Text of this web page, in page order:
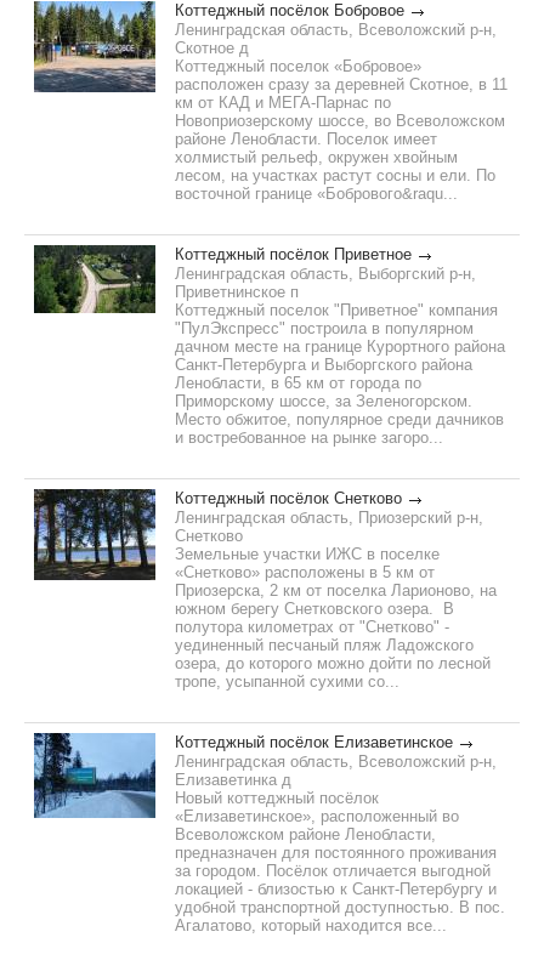
Коттеджный посёлок Бобровое
Ленинградская область, Всеволожский р-н,
Скотное д
Коттеджный поселок «Бобровое»
расположен сразу за деревней Скотное, в 11
км от КАД и МЕГА-Парнас по
Новоприозерскому шоссе, во Всеволожском
районе Ленобласти. Поселок имеет
холмистый рельеф, окружен хвойным
лесом, на участках растут сосны и ели. По
восточной границе «Бобрового&raqu...
Коттеджный посёлок Приветное
Ленинградская область, Выборгский р-н,
Приветнинское п
Коттеджный поселок "Приветное" компания
"ПулЭкспресс" построила в популярном
дачном месте на границе Курортного района
Санкт-Петербурга и Выборгского района
Ленобласти, в 65 км от города по
Приморскому шоссе, за Зеленогорском.
Место обжитое, популярное среди дачников
и востребованное на рынке загоро...
Коттеджный посёлок Снетково
Ленинградская область, Приозерский р-н,
Снетково
Земельные участки ИЖС в поселке
«Снетково» расположены в 5 км от
Приозерска, 2 км от поселка Ларионово, на
южном берегу Снетковского озера. В
полутора километрах от "Снетково" -
уединенный песчаный пляж Ладожского
озера, до которого можно дойти по лесной
тропе, усыпанной сухими со...
Коттеджный посёлок Елизаветинское
Ленинградская область, Всеволожский р-н,
Елизаветинка д
Новый коттеджный посёлок
«Елизаветинское», расположенный во
Всеволожском районе Ленобласти,
предназначен для постоянного проживания
за городом. Посёлок отличается выгодной
локацией - близостью к Санкт-Петербургу и
удобной транспортной доступностью. В пос.
Агалатово, который находится все...